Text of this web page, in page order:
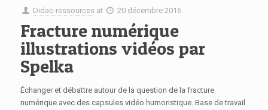
Didac-ressources at 20 décembre 2016
Fracture numérique
illustrations vidéos par
Spelka
Échanger et débattre autour de la question de la fracture
numérique avec des capsules vidéo humoristique. Base de travail